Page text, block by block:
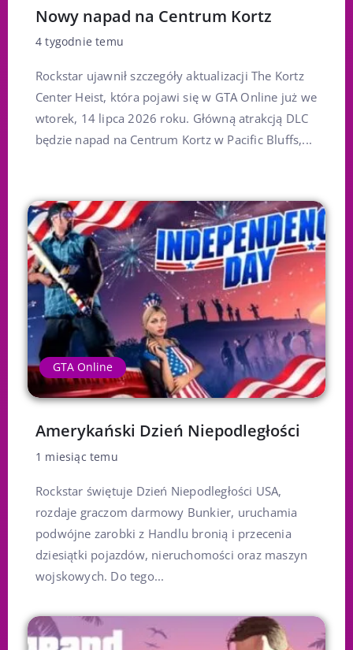
Nowy napad na Centrum Kortz
4 tygodnie temu
Rockstar ujawnił szczegóły aktualizacji The Kortz
Center Heist, która pojawi się w GTA Online już we
wtorek, 14 lipca 2026 roku. Główną atrakcją DLC
będzie napad na Centrum Kortz w Pacific Bluffs,...
GTA Online
Amerykański Dzień Niepodległości
1 miesiąc temu
Rockstar świętuje Dzień Niepodległości USA,
rozdaje graczom darmowy Bunkier, uruchamia
podwójne zarobki z Handlu bronią i przecenia
dziesiątki pojazdów, nieruchomości oraz maszyn
wojskowych. Do tego...